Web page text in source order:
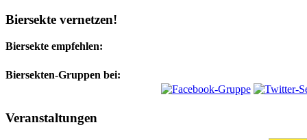
Biersekte vernetzen!
Biersekte empfehlen:
Biersekten-Gruppen bei:
Veranstaltungen